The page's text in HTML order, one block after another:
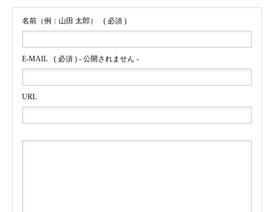
名前（例：山田 太郎） ( 必須 )
E-MAIL ( 必須 ) - 公開されません -
URL